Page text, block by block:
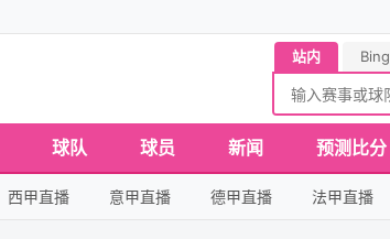
站内 Bing
球队 球员 新闻 预测比分
西甲直播 意甲直播 德甲直播 法甲直播